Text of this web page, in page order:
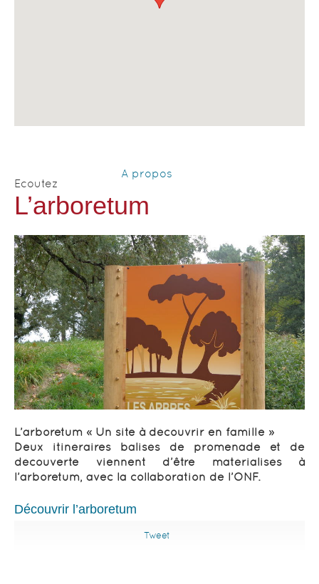
Ecoutez
A propos
L’arboretum
L’arboretum « Un site à découvrir en famille »
Deux itinéraires balisés de promenade et de
découverte viennent d’être matérialisés à
l’arboretum, avec la collaboration de l’ONF.
Découvrir l’arboretum
Tweet